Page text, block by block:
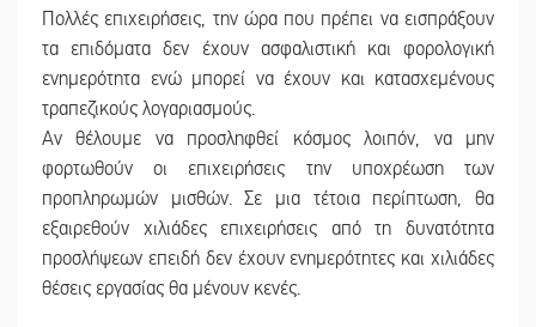
Πολλές επιχειρήσεις, την ώρα που πρέπει να εισπράξουν
τα επιδόματα δεν έχουν ασφαλιστική και φορολογική
ενημερότητα ενώ μπορεί να έχουν και κατασχεμένους
τραπεζικούς λογαριασμούς.
Αν θέλουμε να προσληφθεί κόσμος λοιπόν, να μην
φορτωθούν οι επιχειρήσεις την υποχρέωση των
προπληρωμών μισθών. Σε μια τέτοια περίπτωση, θα
εξαιρεθούν χιλιάδες επιχειρήσεις από τη δυνατότητα
προσλήψεων επειδή δεν έχουν ενημερότητες και χιλιάδες
θέσεις εργασίας θα μένουν κενές.